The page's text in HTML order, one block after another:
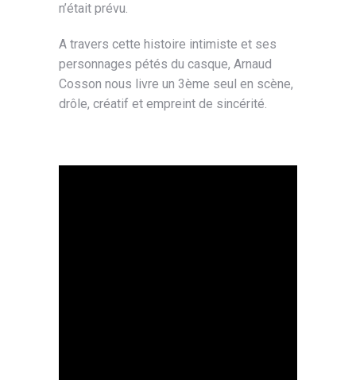
n’était prévu.
A travers cette histoire intimiste et ses
personnages pétés du casque, Arnaud
Cosson nous livre un 3ème seul en scène,
drôle, créatif et empreint de sincérité.